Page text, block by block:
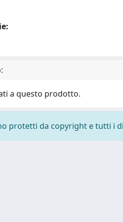
a questo prodotto.
protetti da copyright e tutti i